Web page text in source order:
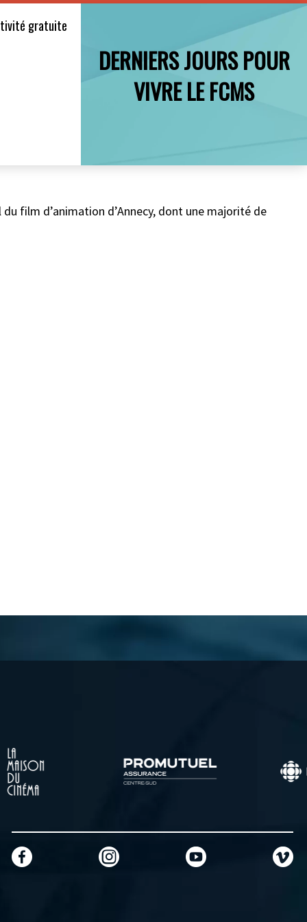
gratuite
DERNIERS JOURS POUR
VIVRE LE FCMS
film d’animation d’Annecy, dont une majorité de